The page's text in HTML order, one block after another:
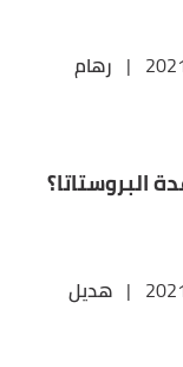
| رهام
البروستاتا؟
| هديل